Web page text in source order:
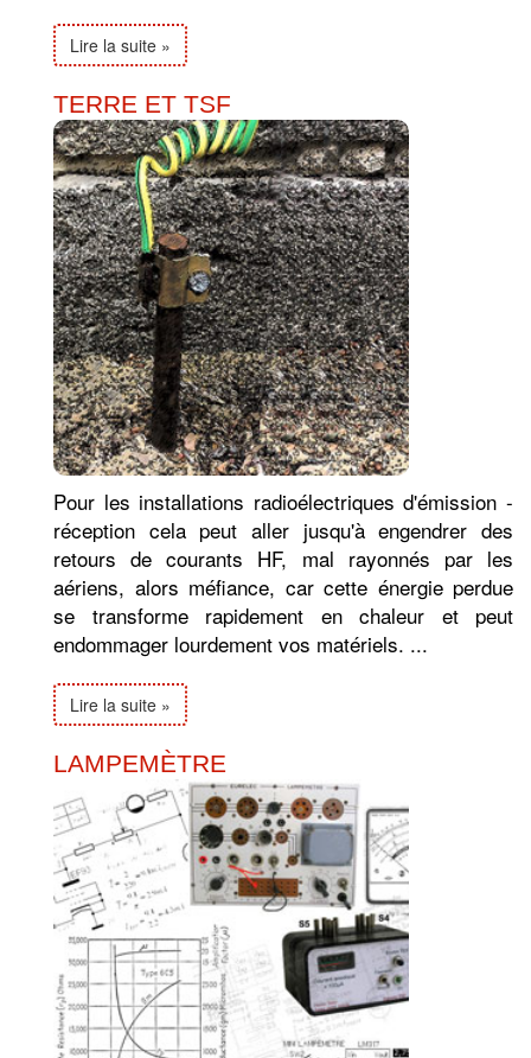
Lire la suite »
TERRE ET TSF
Pour les installations radioélectriques d'émission -
réception cela peut aller jusqu'à engendrer des
retours de courants HF, mal rayonnés par les
aériens, alors méfiance, car cette énergie perdue
se transforme rapidement en chaleur et peut
endommager lourdement vos matériels. ...
Lire la suite »
LAMPEMÈTRE